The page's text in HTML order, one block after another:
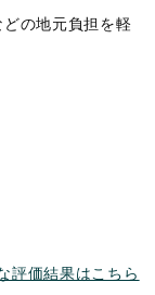
の地元負担を軽
価結果はこちら